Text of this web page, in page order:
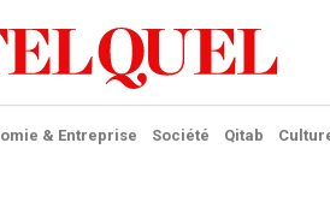
& Entreprise Société Qitab